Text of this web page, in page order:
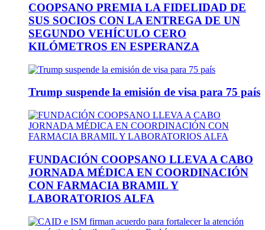
COOPSANO PREMIA LA FIDELIDAD DE
SUS SOCIOS CON LA ENTREGA DE UN
SEGUNDO VEHÍCULO CERO
KILÓMETROS EN ESPERANZA
Trump suspende la emisión de visa para 75 país
FUNDACIÓN COOPSANO LLEVA A CABO
JORNADA MÉDICA EN COORDINACIÓN
CON FARMACIA BRAMIL Y
LABORATORIOS ALFA